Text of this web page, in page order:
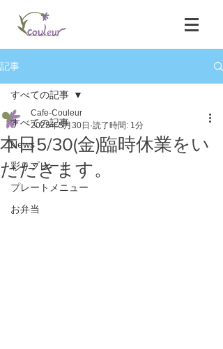
記事
すべての記事
News
彩りプレート
プレートメニュー
お弁当
すべての記事
本日5/30(金)臨時休業をい
ただきます。
Cafe-Couleur
2025年5月30日 読了時間: 1分